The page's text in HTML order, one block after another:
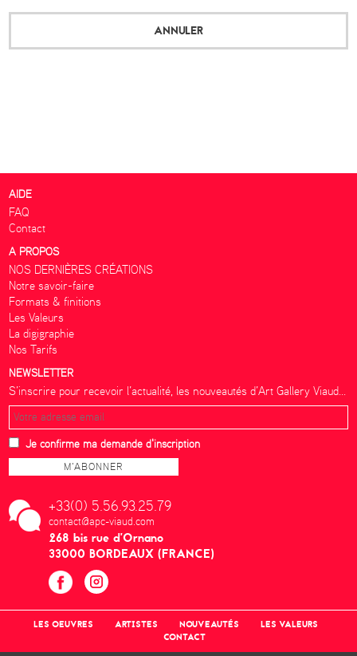
ANNULER
AIDE
FAQ
Contact
A PROPOS
NOS DERNIÈRES CRÉATIONS
Notre savoir-faire
Formats & finitions
Les Valeurs
La digigraphie
Nos Tarifs
NEWSLETTER
S’inscrire pour recevoir l’actualité, les nouveautés d’Art Gallery Viaud...
Je confirme ma demande d'inscription
+33(0) 5.56.93.25.79
contact@apc-viaud.com
268 bis rue d’Ornano
33000 BORDEAUX (FRANCE)
LES OEUVRES ARTISTES NOUVEAUTÉS
LES VALEURS
CONTACT